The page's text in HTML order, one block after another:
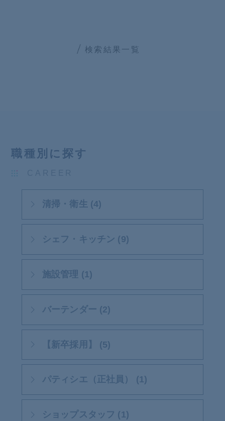
検索結果一覧
職種別に探す
清掃・衛生 (4)
シェフ・キッチン (9)
施設管理 (1)
バーテンダー (2)
【新卒採用】 (5)
パティシエ（正社員） (1)
ショップスタッフ (1)